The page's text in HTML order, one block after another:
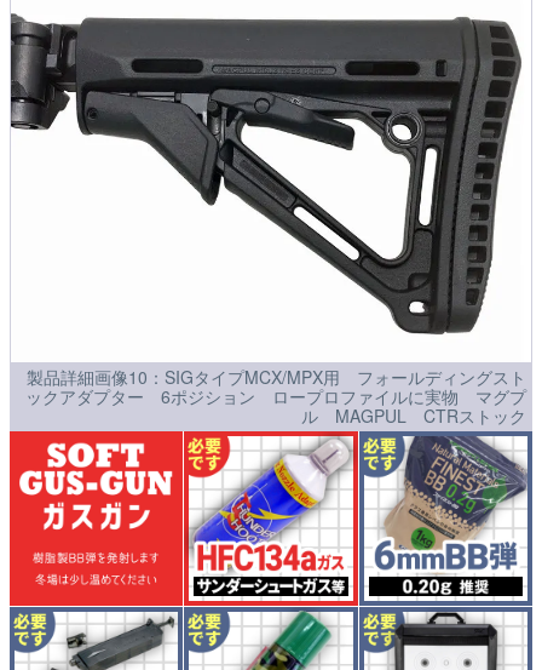
製品詳細画像10：SIGタイプMCX/MPX用 フォールディングスト
ックアダプター 6ポジション ロープロファイルに実物 マグプ
ル MAGPUL CTRストック